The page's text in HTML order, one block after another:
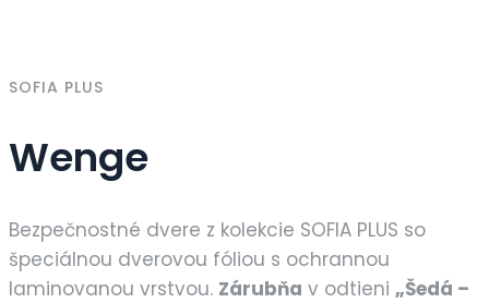
SOFIA PLUS
Wenge
Bezpečnostné dvere z kolekcie SOFIA PLUS so
špeciálnou dverovou fóliou s ochrannou
laminovanou vrstvou. Zárubňa v odtieni „Šedá –